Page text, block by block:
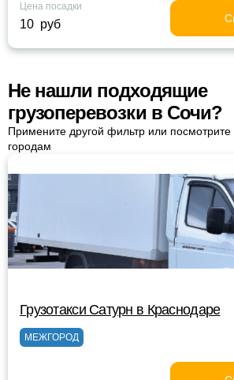
Цена посадки
10 руб
Не нашли подходящие
грузоперевозки в Сочи?
Примените другой фильтр или
городам
Грузотакси Сатурн в Краснодаре
МЕЖГОРОД